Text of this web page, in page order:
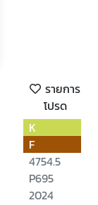
รายการ
โปรด
K
F
4754.5
P695
2024